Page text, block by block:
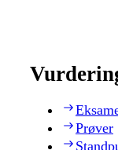
Prøver